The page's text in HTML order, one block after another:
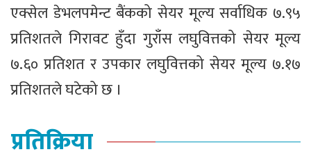
एक्सेल डेभलपमेन्ट बैंकको सेयर मूल्य सर्वाधिक ७.९५
प्रतिशतले गिरावट हुँदा गुराँस लघुवित्तको सेयर मूल्य
७.६० प्रतिशत र उपकार लघुवित्तको सेयर मूल्य ७.१७
प्रतिशतले घटेको छ ।
प्रतिक्रिया